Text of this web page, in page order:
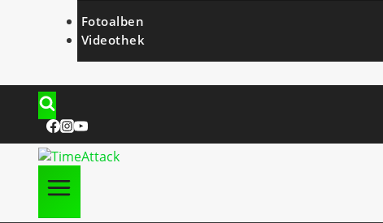
Fotoalben
Videothek